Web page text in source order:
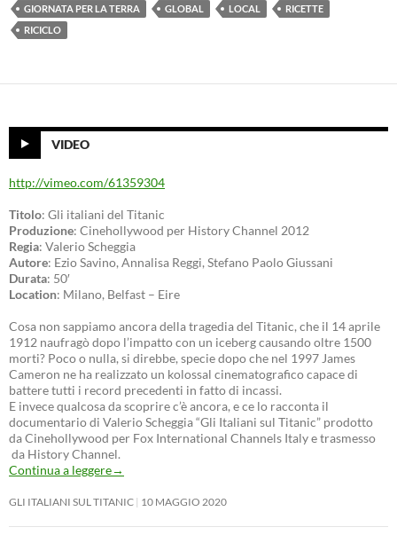
GIORNATA PER LA TERRA
GLOBAL LOCAL
RICETTE
RICICLO
VIDEO
http://vimeo.com/61359304
Titolo: Gli italiani del Titanic
Produzione: Cinehollywood per History Channel 2012
Regia: Valerio Scheggia
Autore: Ezio Savino, Annalisa Reggi, Stefano Paolo Giussani
Durata: 50′
Location: Milano, Belfast – Eire
Cosa non sappiamo ancora della tragedia del Titanic, che il 14 aprile
1912 naufragò dopo l’impatto con un iceberg causando oltre 1500
morti? Poco o nulla, si direbbe, specie dopo che nel 1997 James
Cameron ne ha realizzato un kolossal cinematografico capace di
battere tutti i record precedenti in fatto di incassi.
E invece qualcosa da scoprire c’è ancora, e ce lo racconta il
documentario di Valerio Scheggia “Gli Italiani sul Titanic” prodotto
da Cinehollywood per Fox International Channels Italy e trasmesso
da History Channel.
Continua a leggere→
GLI ITALIANI SUL TITANIC 10 MAGGIO 2020